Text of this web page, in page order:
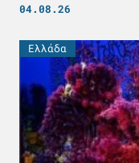
04.08.26
Ελλάδα